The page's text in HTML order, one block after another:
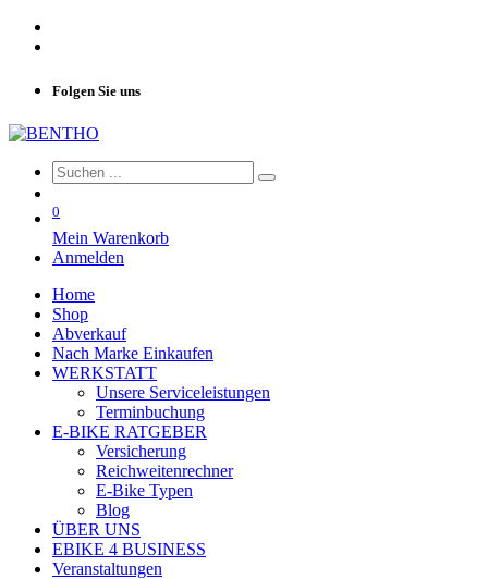
Folgen Sie uns
0
Mein Warenkorb
Anmelden
Home
Shop
Abverkauf
Nach Marke Einkaufen
WERKSTATT
Unsere Serviceleistungen
Terminbuchung
E-BIKE RATGEBER
Versicherung
Reichweitenrechner
E-Bike Typen
Blog
ÜBER UNS
EBIKE 4 BUSINESS
Veranstaltungen